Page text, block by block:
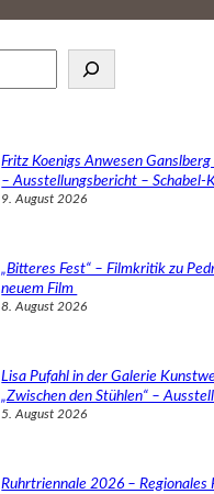
Fritz Koenigs Anwesen
– Ausstellungsbericht – Schabel-
9. August 2026
„Bitteres Fest“ – Filmkritik zu
neuem Film
8. August 2026
Lisa Pufahl in der Galerie
„Zwischen den Stühlen“ –
5. August 2026
Ruhrtriennale 2026 – Regionales